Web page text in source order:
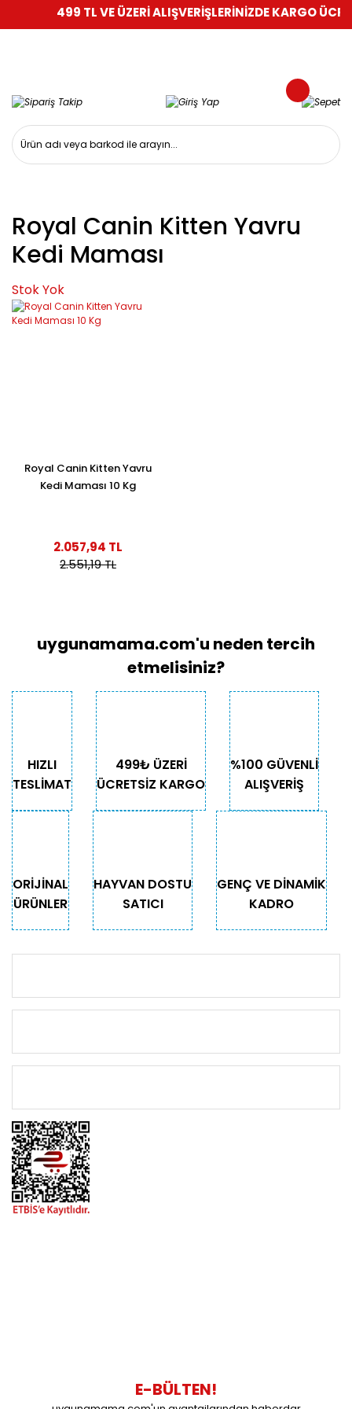
499 TL VE ÜZERİ ALIŞVERİŞLERİNİZDE KARGO
Royal Canin Kitten Yavru
Kedi Maması
Stok Yok
Royal Canin Kitten Yavru
Kedi Maması 10 Kg
2.057,94 TL
2.551,19 TL
uygunamama.com'u neden tercih
etmelisiniz?
HIZLI
TESLİMAT
499₺ ÜZERİ
ÜCRETSİZ KARGO
%100 GÜVENLİ
ALIŞVERİŞ
ORİJİNAL
ÜRÜNLER
HAYVAN DOSTU
SATICI
GENÇ VE DİNAMİK
KADRO
E-BÜLTEN!